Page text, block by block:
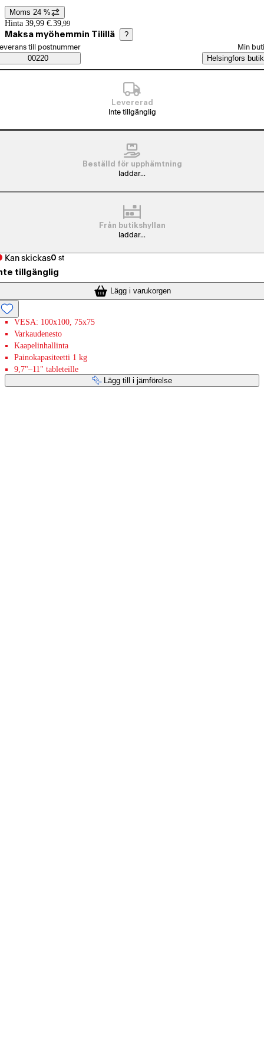
Prisinformation
Moms 24 %
Hinta 39,99 €. 39,99
Maksa myöhemmin Tilillä ?
Saatavuustiedot
beställningssätt
till postnummer
00220
Min
Helsingfors butik
Levererad
Inte tillgänglig
Beställd för upphämtning
laddar...
Från butikshyllan
laddar...
Kan skickas0 st
tillgänglig
Lägg i varukorgen
VESA: 100x100, 75x75
Varkaudenesto
Kaapelinhallinta
Painokapasiteetti 1 kg
9,7"–11" tableteille
Lägg till i jämförelse